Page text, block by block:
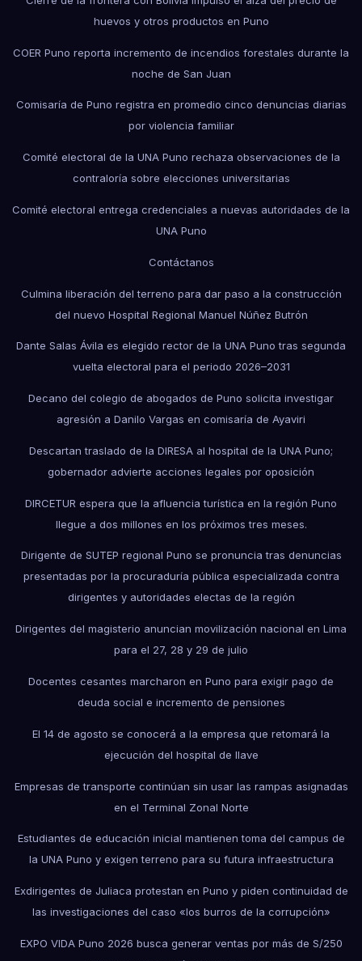
huevos y otros productos en Puno
COER Puno reporta incremento de incendios forestales durante la
noche de San Juan
Comisaría de Puno registra en promedio cinco denuncias diarias
por violencia familiar
Comité electoral de la UNA Puno rechaza observaciones de la
contraloría sobre elecciones universitarias
Comité electoral entrega credenciales a nuevas autoridades de la
UNA Puno
Contáctanos
Culmina liberación del terreno para dar paso a la construcción
del nuevo Hospital Regional Manuel Núñez Butrón
Dante Salas Ávila es elegido rector de la UNA Puno tras segunda
vuelta electoral para el periodo 2026–2031
Decano del colegio de abogados de Puno solicita investigar
agresión a Danilo Vargas en comisaría de Ayaviri
Descartan traslado de la DIRESA al hospital de la UNA Puno;
gobernador advierte acciones legales por oposición
DIRCETUR espera que la afluencia turística en la región Puno
llegue a dos millones en los próximos tres meses.
Dirigente de SUTEP regional Puno se pronuncia tras denuncias
presentadas por la procuraduría pública especializada contra
dirigentes y autoridades electas de la región
Dirigentes del magisterio anuncian movilización nacional en Lima
para el 27, 28 y 29 de julio
Docentes cesantes marcharon en Puno para exigir pago de
deuda social e incremento de pensiones
El 14 de agosto se conocerá a la empresa que retomará la
ejecución del hospital de Ilave
Empresas de transporte continúan sin usar las rampas asignadas
en el Terminal Zonal Norte
Estudiantes de educación inicial mantienen toma del campus de
la UNA Puno y exigen terreno para su futura infraestructura
Exdirigentes de Juliaca protestan en Puno y piden continuidad de
las investigaciones del caso «los burros de la corrupción»
EXPO VIDA Puno 2026 busca generar ventas por más de S/250